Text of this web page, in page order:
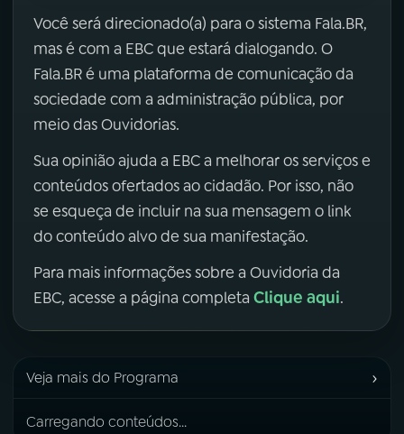
Você será direcionado(a) para o sistema Fala.BR,
mas é com a EBC que estará dialogando. O
Fala.BR é uma plataforma de comunicação da
sociedade com a administração pública, por
meio das Ouvidorias.
Sua opinião ajuda a EBC a melhorar os serviços e
conteúdos ofertados ao cidadão. Por isso, não
se esqueça de incluir na sua mensagem o link
do conteúdo alvo de sua manifestação.
Para mais informações sobre a Ouvidoria da
EBC, acesse a página completa Clique aqui.
Veja mais do Programa ›
Carregando conteúdos...